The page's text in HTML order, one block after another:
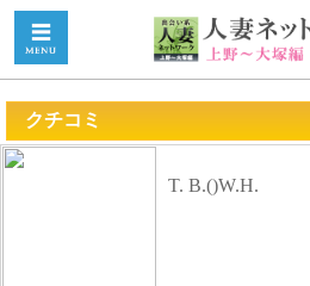
クチコミ
T. B.()W.H.